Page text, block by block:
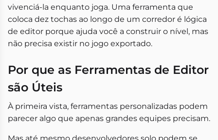
vivenciá-la enquanto joga. Uma ferramenta que
coloca dez tochas ao longo de um corredor é lógica
de editor porque ajuda você a construir o nível, mas
não precisa existir no jogo exportado.
Por que as Ferramentas de Editor
são Úteis
À primeira vista, ferramentas personalizadas podem
parecer algo que apenas grandes equipes precisam.